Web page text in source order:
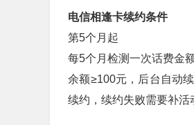
电信相逢卡续约条件
第5个月起
每5个月检测一次话费金
余额≥100元，后台自动
续约，续约失败需要补活